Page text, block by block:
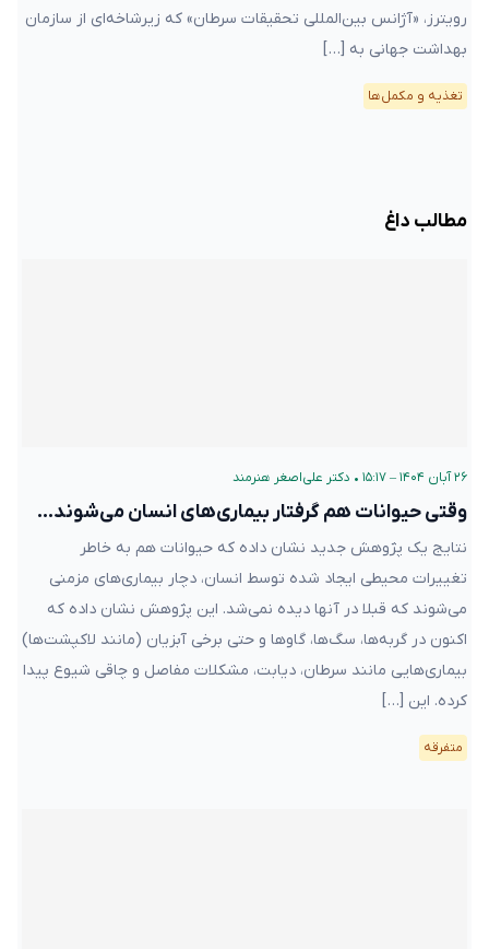
رویترز، «آژانس بین‌المللی تحقیقات سرطان» که زیرشاخه‌ای از سازمان
بهداشت جهانی به […]
تغذیه و مکمل‌ها
مطالب داغ
۲۶ آبان ۱۴۰۴ – ۱۵:۱۷ • دکتر علی‌اصغر هنرمند
وقتی حیوانات هم گرفتار بیماری‌های انسان می‌شوند…
نتایج یک پژوهش جدید نشان داده که حیوانات هم به خاطر
تغییرات محیطی ایجاد شده توسط انسان، دچار بیماری‌های مزمنی
می‌شوند که قبلا در آنها دیده نمی‌شد. این پژوهش نشان داده که
اکنون در گربه‌ها، سگ‌ها، گاو‌ها و حتی برخی آبزیان (مانند لاکپشت‌ها)
بیماری‌هایی مانند سرطان، دیابت، مشکلات مفاصل و چاقی شیوع پیدا
کرده. این […]
متفرقه